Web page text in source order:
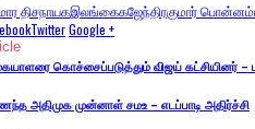
திசநாயகஇலங்கைகஜேந்திரகுமார்
TwitterGoogle +
கொச்சைப்படுத்தும் விஜய் கட்சியினர்
அதிமுக முன்னாள் சமஉ – எடப்பாடி அதிர்ச்சி